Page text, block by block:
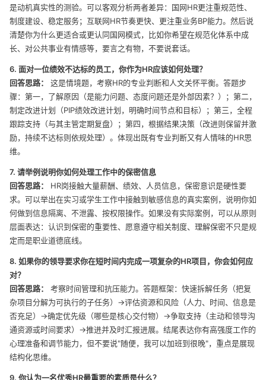
是动机真实性的测验。可以客观分析两者差异：国网HR更注重规范性、
制度建设、稳定服务；互联网HR节奏更快、更注重业务BP能力。然后说
清楚你为什么更适合或更认同国网模式，比如你希望在规范化体系中成
长、对公共事业有情感等，要言之有物，不要说套话。
6. 面对一位绩效不达标的员工，你作为HR应该如何处理？
回答思路：
这是情境题，考察HR的专业判断和人文关怀平衡。答题步
骤：第一，了解原因（是能力问题、态度问题还是外部因素？）；第二，
制定改进计划（PIP绩效改进计划，明确时间节点和目标）；第三，全程
跟踪支持（与其主管定期复盘）；第四，根据结果决策（改进则保留并激
励，持续不达标则依规处理）。体现出既有专业判断又有人情味的HR思
维。
7. 请举例说明你如何处理工作中的保密信息
回答思路：
HR岗接触大量薪酬、绩效、人员信息，保密意识是硬性要
求。可以举出在实习或学生工作中接触到敏感信息的真实案例，说明你如
何做到信息隔离、不泄露、按权限操作。如果没有实际案例，可以从原则
层面表达：认识到保密的重要性、愿意遵守相关制度、理解保密不只是规
定而是职业道德底线。
8. 如果你的领导要求你在短时间内完成一项复杂的HR项目，你会如何应
对？
回答思路：
考察时间管理和抗压能力。答题框架：快速拆解任务（把复
杂项目分解为可执行的子任务）→评估资源和风险（人力、时间、信息是
否充足）→确定优先级（哪些是核心交付物）→争取支持（主动和领导沟
通资源或时间要求）→推进并及时汇报进展。结尾表达你有高强度工作的
心理准备和调节能力，但不要说"随便，我可以加班到很晚"，重点是展现
结构化思维。
9. 你认为一名优秀HR最重要的素质是什么？